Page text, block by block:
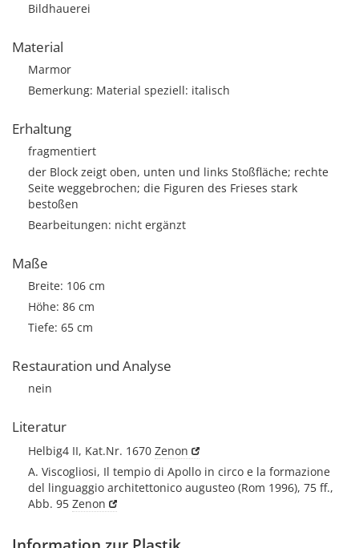
Bildhauerei
Material
Marmor
Bemerkung: Material speziell: italisch
Erhaltung
fragmentiert
der Block zeigt oben, unten und links Stoßfläche; rechte
Seite weggebrochen; die Figuren des Frieses stark
bestoßen
Bearbeitungen: nicht ergänzt
Maße
Breite: 106 cm
Höhe: 86 cm
Tiefe: 65 cm
Restauration und Analyse
nein
Literatur
Helbig4 II, Kat.Nr. 1670 Zenon
A. Viscogliosi, Il tempio di Apollo in circo e la formazione
del linguaggio architettonico augusteo (Rom 1996), 75 ff.,
Abb. 95 Zenon